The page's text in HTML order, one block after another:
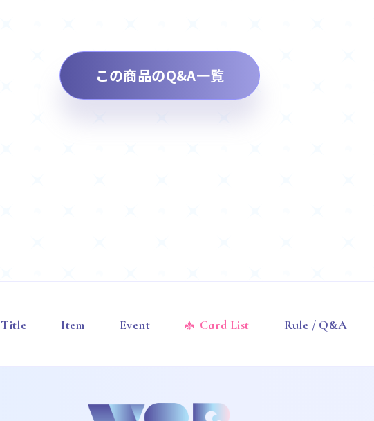
この商品のQ&A一覧
Title Item Event Card List Rule / Q&A